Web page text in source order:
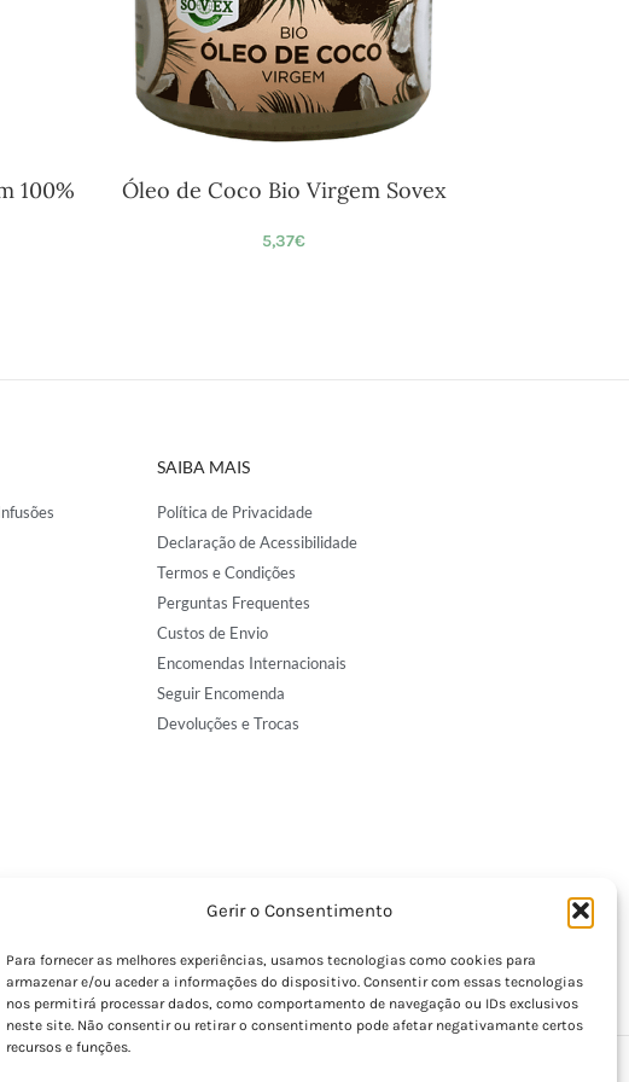
Gerir o Consentimento
Para fornecer as melhores experiências, usamos tecnologias como cookies para
armazenar e/ou aceder a informações do dispositivo. Consentir com essas tecnologias
nos permitirá processar dados, como comportamento de navegação ou IDs exclusivos
neste site. Não consentir ou retirar o consentimento pode afetar negativamante certos
recursos e funções.
100%
Óleo de Coco Bio Virgem Sovex
5,37€
SAIBA MAIS
Política de Privacidade
Declaração de Acessibilidade
Termos e Condições
Perguntas Frequentes
Custos de Envio
Encomendas Internacionais
Seguir Encomenda
Devoluções e Trocas